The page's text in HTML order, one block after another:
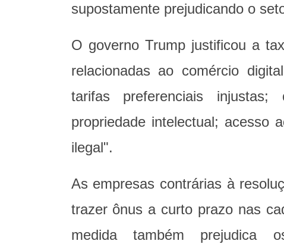
supostamente prejudicando o
O governo Trump justificou a
relacionadas ao comércio
tarifas preferenciais
propriedade intelectual; acesso
ilegal".
As empresas contrárias à
trazer ônus a curto prazo nas
medida também prejudica